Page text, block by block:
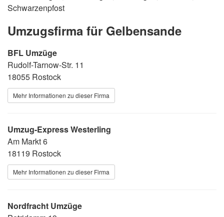
Schwarzenpfost
Umzugsfirma für Gelbensande
BFL Umzüge
Rudolf-Tarnow-Str. 11
18055 Rostock
Mehr Informationen zu dieser Firma
Umzug-Express Westerling
Am Markt 6
18119 Rostock
Mehr Informationen zu dieser Firma
Nordfracht Umzüge